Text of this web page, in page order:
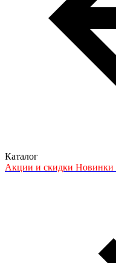
Каталог
Акции и скидки Новинки